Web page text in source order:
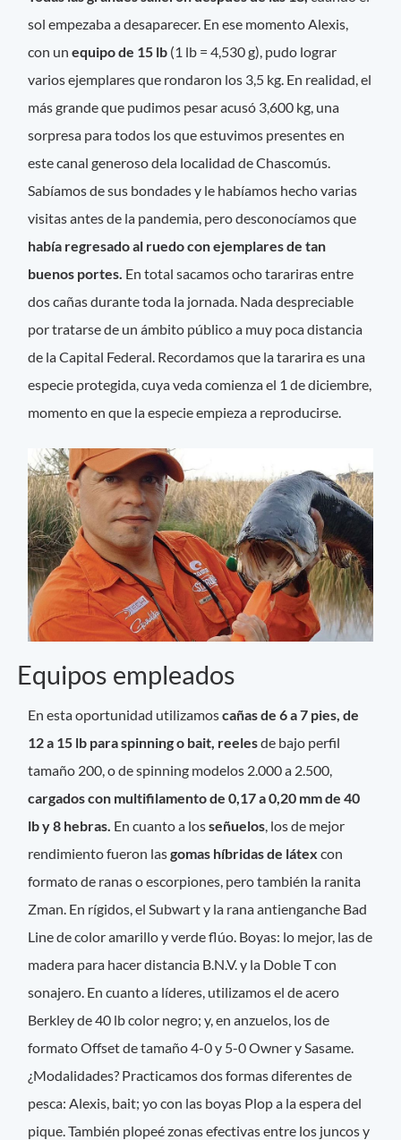
sol empezaba a desaparecer. En ese momento Alexis,
con unequipo de 15 lb (1 lb = 4,530 g), pudo lograr
varios ejemplares que rondaron los 3,5 kg. En realidad, el
más grande que pudimos pesar acusó 3,600 kg, una
sorpresa para todos los que estuvimos presentes en
este canal generoso dela localidad de Chascomús.
Sabíamos de sus bondades y le habíamos hecho varias
visitas antes de la pandemia, pero desconocíamos que
había regresado al ruedo con ejemplares de tan
buenos portes. En total sacamos ocho tarariras entre
dos cañas durante toda la jornada. Nada despreciable
por tratarse de un ámbito público a muy poca distancia
de la Capital Federal. Recordamos que la tararira es una
especie protegida, cuya veda comienza el 1 de diciembre,
momento en que la especie empieza a reproducirse.
Equipos empleados
En esta oportunidad utilizamoscañas de 6 a 7 pies, de
12 a 15 lb para spinning o bait, reelesde bajo perfil
tamaño 200, o de spinning modelos 2.000 a 2.500,
cargados con multifilamento de 0,17 a 0,20 mm de 40
lb y 8 hebras. En cuanto a losseñuelos, los de mejor
rendimiento fueron lasgomas híbridas de látex con
formato de ranas o escorpiones, pero también la ranita
Zman. En rígidos, el Subwart y la rana antienganche Bad
Line de color amarillo y verde flúo. Boyas: lo mejor, las de
madera para hacer distancia B.N.V. y la Doble T con
sonajero. En cuanto a líderes, utilizamos el de acero
Berkley de 40 lb color negro; y, en anzuelos, los de
formato Offset de tamaño 4-0 y 5-0 Owner y Sasame.
¿Modalidades? Practicamos dos formas diferentes de
pesca: Alexis, bait; yo con las boyas Plop a la espera del
pique. También plopeé zonas efectivas entre los juncos y